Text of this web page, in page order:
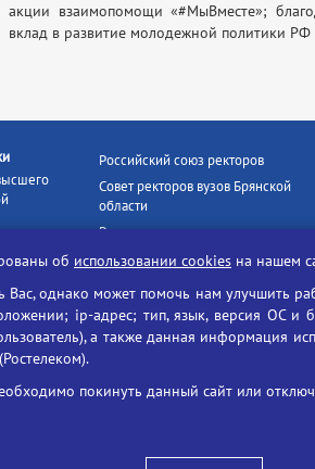
акции взаимопомощи «#МыВместе»;
вклад в развитие молодежной политики РФ
Российский союз ректоров
Совет ректоров вузов Брянской
области
Росстудцентр
Наши партнёры
Портал «Русский язык»
Учительская газета
Единый портал государственных
об использовании cookies на нашем
однако может помочь нам улучшить
ip-адрес; тип, язык, версия ОС и
а также данная информация
покинуть данный сайт или